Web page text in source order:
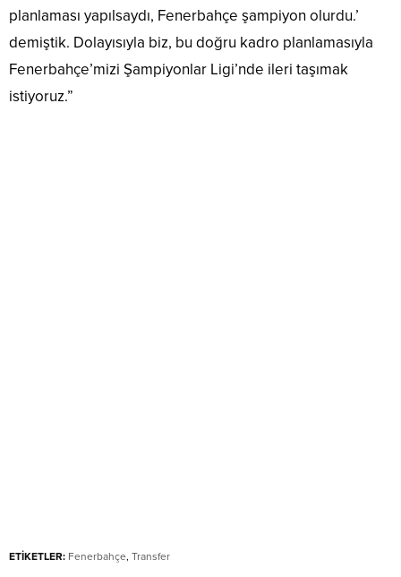
planlaması yapılsaydı, Fenerbahçe şampiyon olurdu.’
demiştik. Dolayısıyla biz, bu doğru kadro planlamasıyla
Fenerbahçe’mizi Şampiyonlar Ligi’nde ileri taşımak
istiyoruz.”
ETİKETLER: Fenerbahçe, Transfer